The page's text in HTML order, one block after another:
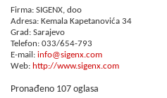
Firma: SIGENX, doo
Adresa: Kemala Kapetanovića 34
Grad: Sarajevo
Telefon: 033/654-793
E-mail: info@sigenx.com
Web: http://www.sigenx.com
Pronađeno 107 oglasa